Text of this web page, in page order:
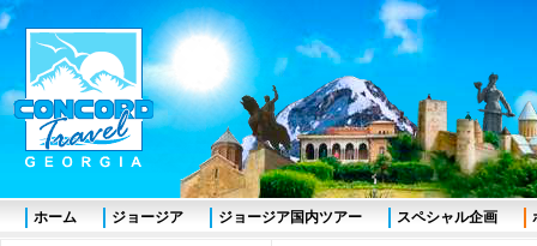
ホーム ジョージア ジョージア国内ツアー スペシャル企画